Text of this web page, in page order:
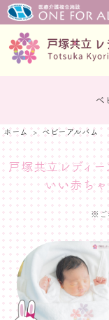
ベ
ホーム ベビーアルバム
戸塚共立レディ
いい赤ち
※ご